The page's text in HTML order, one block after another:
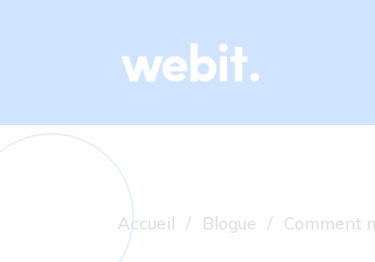
Accueil Blogue Comment